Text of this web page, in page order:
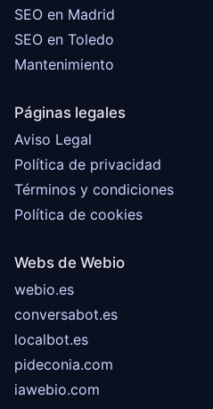
SEO en Madrid
SEO en Toledo
Mantenimiento
Páginas legales
Aviso Legal
Política de privacidad
Términos y condiciones
Política de cookies
Webs de Webio
webio.es
conversabot.es
localbot.es
pideconia.com
iawebio.com